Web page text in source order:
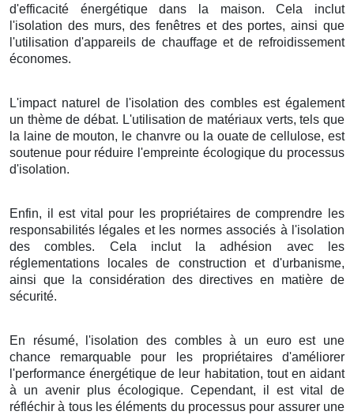
d'efficacité énergétique dans la maison. Cela inclut
l'isolation des murs, des fenêtres et des portes, ainsi que
l'utilisation d'appareils de chauffage et de refroidissement
économes.
L'impact naturel de l'isolation des combles est également
un thème de débat. L'utilisation de matériaux verts, tels que
la laine de mouton, le chanvre ou la ouate de cellulose, est
soutenue pour réduire l'empreinte écologique du processus
d'isolation.
Enfin, il est vital pour les propriétaires de comprendre les
responsabilités légales et les normes associés à l'isolation
des combles. Cela inclut la adhésion avec les
réglementations locales de construction et d'urbanisme,
ainsi que la considération des directives en matière de
sécurité.
En résumé, l'isolation des combles à un euro est une
chance remarquable pour les propriétaires d'améliorer
l'performance énergétique de leur habitation, tout en aidant
à un avenir plus écologique. Cependant, il est vital de
réfléchir à tous les éléments du processus pour assurer une